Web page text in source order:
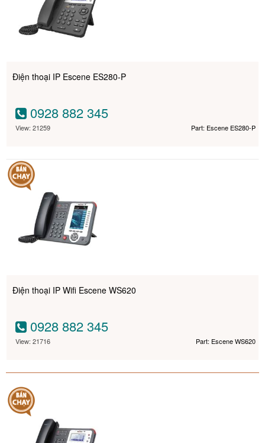
Điện thoại IP Escene ES280-P
0928 882 345
View: 21259 Part: Escene ES280-P
Điện thoại IP Wifi Escene WS620
0928 882 345
View: 21716 Part: Escene WS620